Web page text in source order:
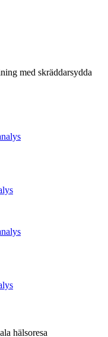
med skräddarsydda
hälsoresa